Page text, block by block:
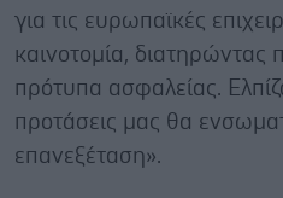
για τις ευρωπαϊκές
καινοτομία,
πρότυπα ασφαλείας.
προτάσεις μας θα
επανεξέταση».